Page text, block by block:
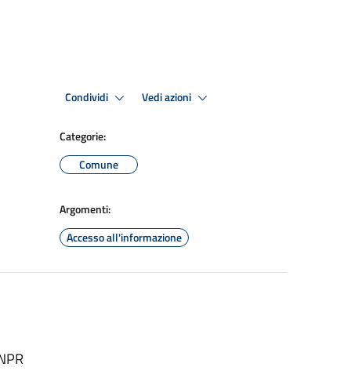
Condividi Vedi azioni
Categorie:
Comune
Argomenti:
Accesso all'informazione